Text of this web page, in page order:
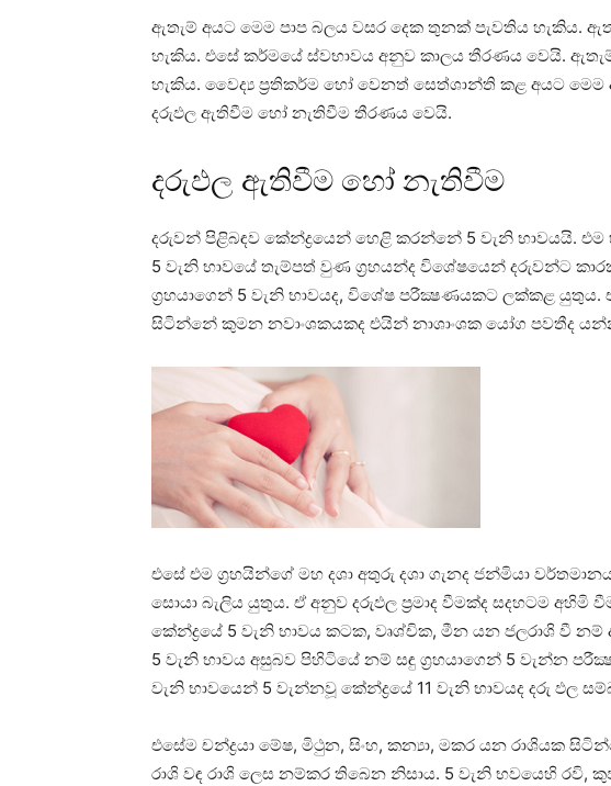
ඇතැම් අයට මෙම පාප බලය වසර දෙක තුනක්‌ පැවතිය හැකිය.
හැකිය. එසේ කර්මයේ ස්‌වභාවය අනුව කාලය තීරණය වෙයි.
හැකිය. වෛද්‍ය ප්‍රතිකර්ම හෝ වෙනත් සෙත්ශාන්ති කළ අයට මෙම
දරුඵල ඇතිවීම හෝ නැතිවීම තීරණය වෙයි.
දරුඵල ඇතිවීම හෝ නැතිවීම
දරුවන් පිළිබඳව කේන්ද්‍රයෙන් හෙළි කරන්නේ 5 වැනි භාවයයි. එම
5 වැනි භාවයේ තැම්පත් වුණ ග්‍රහයන්ද විශේෂයෙන් දරුවන්ට
ග්‍රහයාගෙන් 5 වැනි භාවයද, විශේෂ පරීක්‍ෂණයකට ලක්‌කළ
සිටින්නේ කුමන නවාංශකයකද එයින් නාශාංශක යෝග පවතීද
එසේ එම ග්‍රහයින්ගේ මහ දශා අතුරු දශා ගැනද ජන්මියා
සොයා බැලිය යුතුය. ඒ අනුව දරුඵල ප්‍රමාද වීමක්‌ද සදහටම අහිමි
කේන්ද්‍රයේ 5 වැනි භාවය කටක, වෘශ්චික, මීන යන ජලරාශි වී නම්
5 වැනි භාවය අසුබව පිහිටියේ නම් සඳු ග්‍රහයාගෙන් 5 වැන්න
වැනි භාවයෙන් 5 වැන්නවූ කේන්ද්‍රයේ 11 වැනි භාවයද දරු ඵල
එසේම චන්ද්‍රයා මේෂ, මිථුන, සිංහ, කන්‍යා, මකර යන රාශියක
රාශි වඳ රාශි ලෙස නම්කර තිබෙන නිසාය. 5 වැනි භවයෙහි රවි,